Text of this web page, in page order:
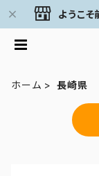
ようこそ
ホーム 長崎県